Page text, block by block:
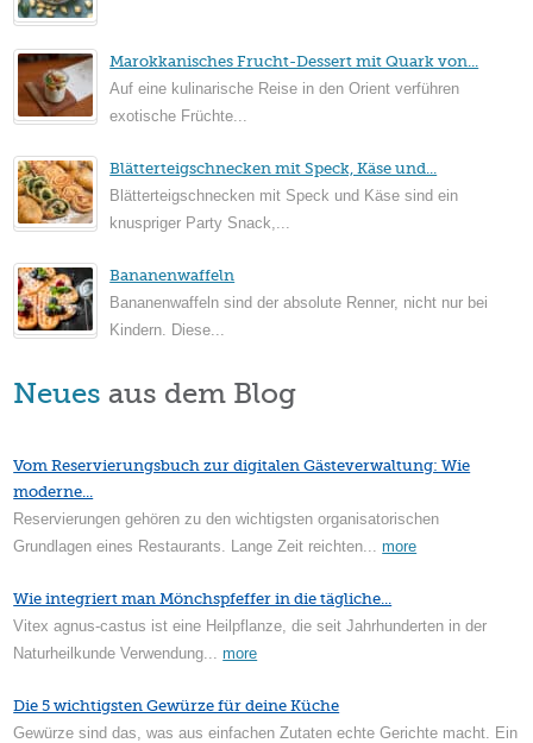
Marokkanisches Frucht-Dessert mit Quark von...
Auf eine kulinarische Reise in den Orient verführen
exotische Früchte...
Blätterteigschnecken mit Speck, Käse und...
Blätterteigschnecken mit Speck und Käse sind ein
knuspriger Party Snack,...
Bananenwaffeln
Bananenwaffeln sind der absolute Renner, nicht nur bei
Kindern. Diese...
Neues aus dem Blog
Vom Reservierungsbuch zur digitalen Gästeverwaltung: Wie
moderne...
Reservierungen gehören zu den wichtigsten organisatorischen
Grundlagen eines Restaurants. Lange Zeit reichten...more
Wie integriert man Mönchspfeffer in die tägliche...
Vitex agnus-castus ist eine Heilpflanze, die seit Jahrhunderten in der
Naturheilkunde Verwendung...more
Die 5 wichtigsten Gewürze für deine Küche
Gewürze sind das, was aus einfachen Zutaten echte Gerichte macht. Ein